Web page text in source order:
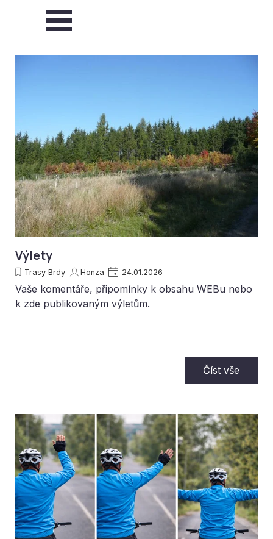
Výlety
Trasy Brdy Honza 24.01.2026
Vaše komentáře, připomínky k obsahu WEBu nebo
k zde publikovaným výletům.
Číst vše